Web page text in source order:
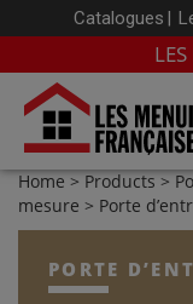
Catalogues
Home > Products >
mesure > Porte
PORTE